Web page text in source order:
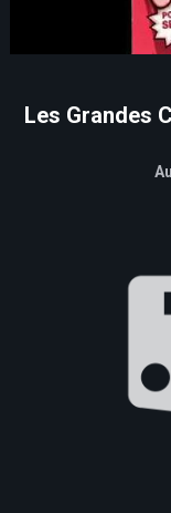
Les Grandes